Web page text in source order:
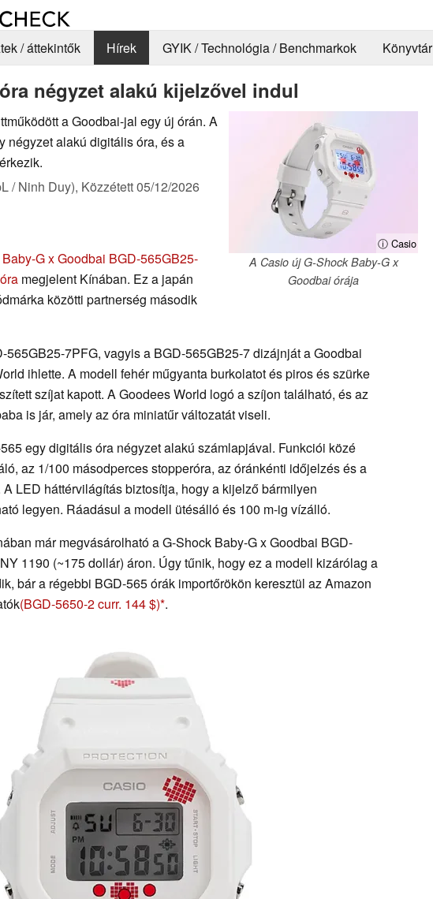
/ áttekintők Hírek GYIK / Technológia / Benchmarkok Könyvtár
négyzet alakú kijelzővel indul
ⓘ Casio
A Casio új G-Shock Baby-G x
Goodbai órája
a Goodbai-jal egy új órán. A
négyzet alakú digitális óra, és a
/ Ninh Duy), Közzétett05/12/2026
G x Goodbai BGD-565GB25-
megjelent Kínában. Ez a japán
közötti partnerség második
565GB25-7PFG, vagyis a BGD-565GB25-7 dizájnját a Goodbai
ihlette. A modell fehér műgyanta burkolatot és piros és szürke
szíjat kapott. A Goodees World logó a szíjon található, és az
is jár, amely az óra miniatűr változatát viseli.
egy digitális óra négyzet alakú számlapjával. Funkciói közé
az 1/100 másodperces stopperóra, az óránkénti időjelzés és a
LED háttérvilágítás biztosítja, hogy a kijelző bármilyen
legyen. Ráadásul a modell ütésálló és 100 m-ig vízálló.
már megvásárolható a G-Shock Baby-G x Goodbai BGD-
1190 (~175 dollár) áron. Úgy tűnik, hogy ez a modell kizárólag a
bár a régebbi BGD-565 órák importőrökön keresztül az Amazon
(BGD-5650-2 curr. 144 $) .